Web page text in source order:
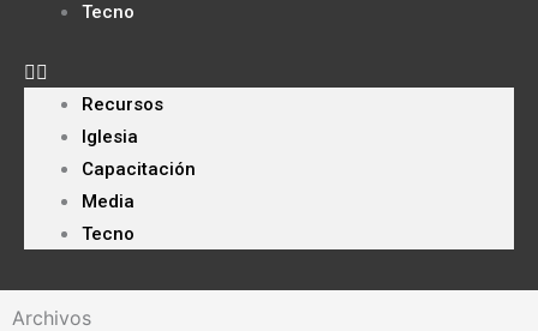
Tecno
Recursos
Iglesia
Capacitación
Media
Tecno
Archivos
Archivos